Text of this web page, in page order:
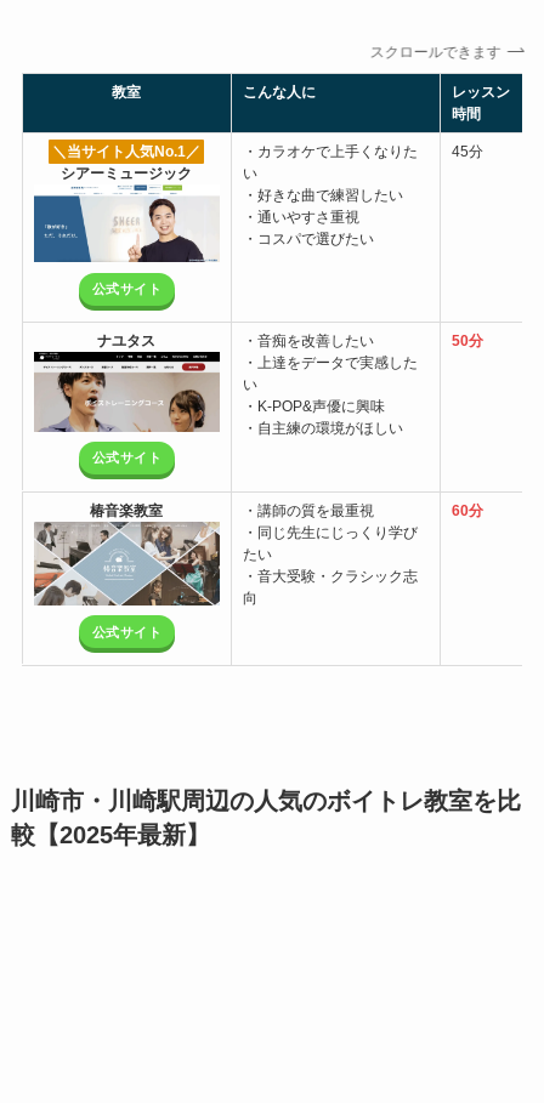
スクロールできます
教室 こんな人に
レッスン
時間
＼当サイト人気No.1 ／
シアーミュージック
公式サイト
・カラオケで上手くなりた
い
・好きな曲で練習したい
・通いやすさ重視
・コスパで選びたい
45分
ナユタス
公式サイト
・音痴を改善したい
・上達をデータで実感した
い
・K-POP&声優に興味
・自主練の環境がほしい
50分
椿音楽教室
公式サイト
・講師の質を最重視
・同じ先生にじっくり学び
たい
・音大受験・クラシック志
向
60分
川崎市・川崎駅周辺の人気のボイトレ教室を比
較【2025年最新】